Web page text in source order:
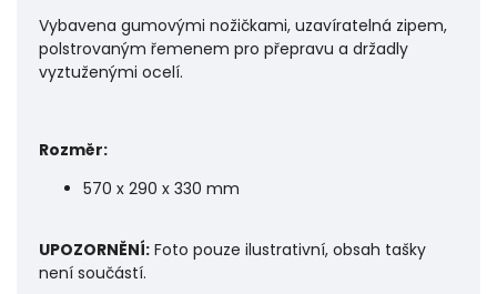
Vybavena gumovými nožičkami, uzavíratelná zipem,
polstrovaným řemenem pro přepravu a držadly
vyztuženými ocelí.
Rozměr:
570 x 290 x 330 mm
UPOZORNĚNÍ: Foto pouze ilustrativní, obsah tašky
není součástí.